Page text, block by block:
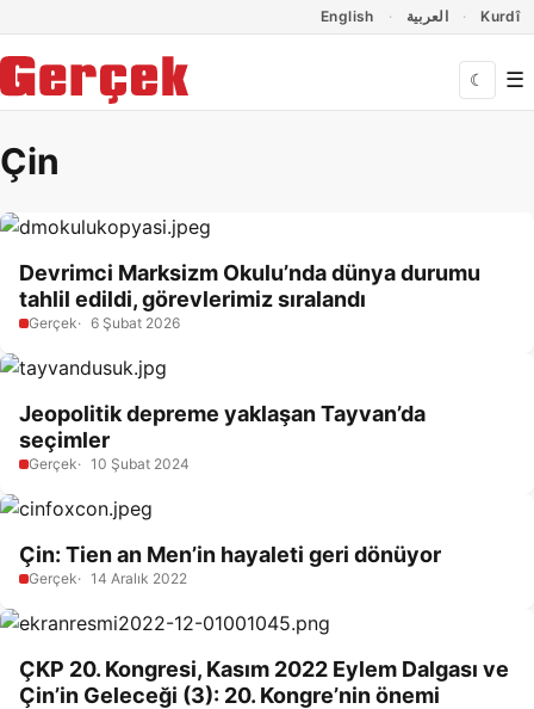
English العربية Kurdî
☾ ☰
Çin
Devrimci Marksizm Okulu’nda dünya durumu
tahlil edildi, görevlerimiz sıralandı
Gerçek 6 Şubat 2026
Jeopolitik depreme yaklaşan Tayvan’da
seçimler
Gerçek 10 Şubat 2024
Çin: Tien an Men’in hayaleti geri dönüyor
Gerçek 14 Aralık 2022
ÇKP 20. Kongresi, Kasım 2022 Eylem Dalgası ve
Çin’in Geleceği (3): 20. Kongre’nin önemi